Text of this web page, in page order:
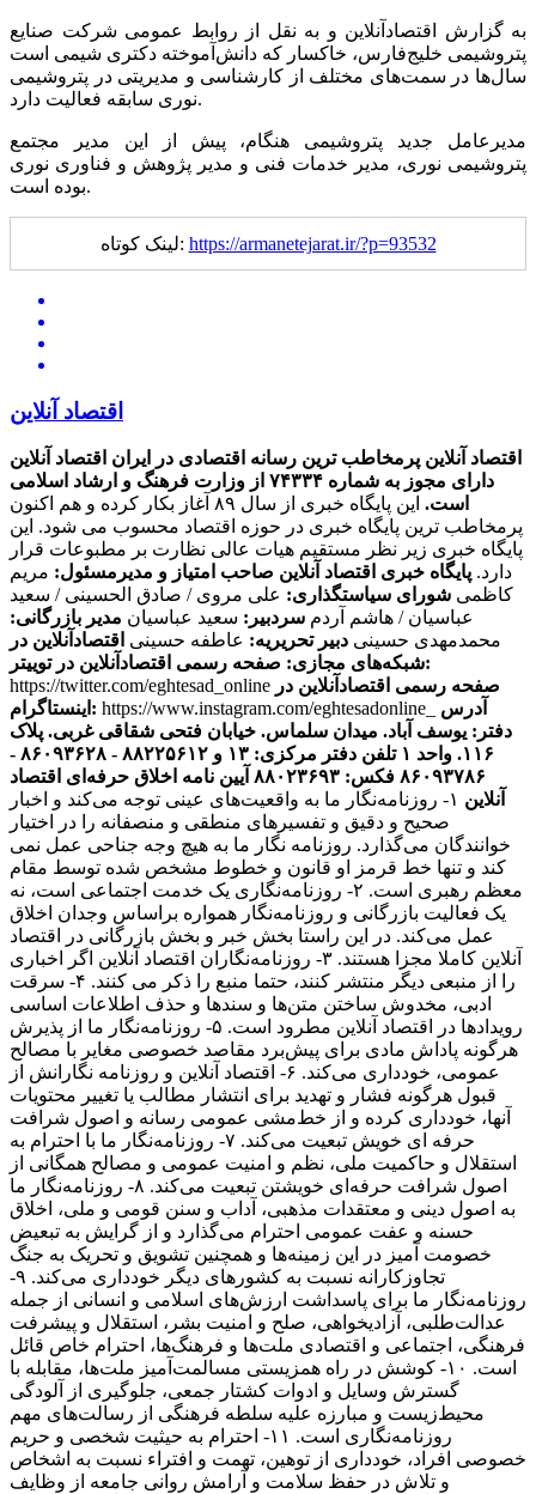
به گزارش اقتصادآنلاین و به نقل از روابط عمومی شرکت صنایع
پتروشیمی خلیج‌فارس، خاکسار که دانش‌آموخته دکتری شیمی است
سال‌ها در سمت‌های مختلف از کارشناسی و مدیریتی در پتروشیمی
نوری سابقه فعالیت دارد.
مدیرعامل جدید پتروشیمی هنگام، پیش از این مدیر مجتمع
پتروشیمی نوری، مدیر خدمات فنی و مدیر پژوهش و فناوری نوری
بوده است.
لینک کوتاه: https://armanetejarat.ir/?p=93532
اقتصاد آنلاین
اقتصاد آنلاین پرمخاطب ترین رسانه اقتصادی در ایران اقتصاد آنلاین
دارای مجوز به شماره ۷۴۳۳۴ از وزارت فرهنگ و ارشاد اسلامی
است.
این پایگاه خبری از سال ۸۹ آغاز بکار کرده و هم اکنون
پرمخاطب ترین پایگاه خبری در حوزه اقتصاد محسوب می شود. این
پایگاه خبری زیر نظر مستقیم هیات عالی نظارت بر مطبوعات قرار
دارد. پایگاه خبری اقتصاد آنلاین صاحب امتیاز و مدیرمسئول: مریم
کاظمی شورای سیاستگذاری: علی مروی / صادق الحسینی / سعید
عباسیان / هاشم آردم سردبیر: سعید عباسیان مدیر بازرگانی:
محمدمهدی حسینی دبیر تحریریه: عاطفه حسینی اقتصادآنلاین در
شبکه‌های مجازی:صفحه رسمی اقتصادآنلاین در توییتر:
https://twitter.com/eghtesad_online صفحه رسمی اقتصادآنلاین در
اینستاگرام: https://www.instagram.com/eghtesadonline_ آدرس
دفتر: یوسف آباد. میدان سلماس. خیابان فتحی شقاقی غربی. پلاک
۱۱۶. واحد ۱
تلفن دفتر مرکزی: ۱۳ و ۸۸۲۲۵۶۱۲ - ۸۶۰۹۳۶۲۸ -
۸۶۰۹۳۷۸۶ فکس: ۸۸۰۲۳۶۹۳
آیین نامه اخلاق حرفه‌ای اقتصاد
آنلاین
۱- روزنامه‌نگار ما به واقعیت‌های عینی توجه می‌کند و اخبار
صحیح و دقیق و تفسیرهای منطقی و منصفانه را در اختیار
خوانندگان می‌گذارد. روزنامه نگار ما به هیچ وجه جناحی عمل نمی
کند و تنها خط قرمز او قانون و خطوط مشخص شده توسط مقام
معظم رهبری است. ۲- روزنامه‌نگاری یک خدمت اجتماعی است، نه
یک فعالیت بازرگانی و روزنامه‌نگار همواره براساس وجدان اخلاق
عمل می‌کند. در این راستا بخش خبر و بخش بازرگانی در اقتصاد
آنلاین کاملا مجزا هستند. ۳- روزنامه‌نگاران اقتصاد آنلاین اگر اخباری
را از منبعی دیگر منتشر کنند، حتما منبع را ذکر می کنند. ۴- سرقت
ادبی، مخدوش ساختن متن‌ها و سندها و حذف اطلاعات اساسی
رویدادها در اقتصاد آنلاین مطرود است. ۵- روزنامه‌نگار ما از پذیرش
هرگونه پاداش مادی برای پیش‌برد مقاصد خصوصی مغایر با مصالح
عمومی، خودداری می‌کند. ۶- اقتصاد آنلاین و روزنامه نگارانش از
قبول هرگونه فشار و تهدید برای انتشار مطالب یا تغییر محتویات
آنها، خودداری کرده و از خط‌مشی عمومی رسانه و اصول شرافت
حرفه ای خویش تبعیت می‌کند. ۷- روزنامه‌نگار ما با احترام به
استقلال و حاکمیت ملی، نظم و امنیت عمومی و مصالح همگانی از
اصول شرافت حرفه‌ای خویشتن تبعیت می‌کند. ۸- روزنامه‌نگار ما
به اصول دینی و معتقدات مذهبی، آداب و سنن قومی و ملی، اخلاق
حسنه و عفت عمومی احترام می‌گذارد و از گرایش به تبعیض
خصومت آمیز در این زمینه‌ها و همچنین تشویق و تحریک به جنگ
تجاوزکارانه نسبت به کشورهای دیگر خودداری می‌کند. ۹-
روزنامه‌نگار ما برای پاسداشت ارزش‌های اسلامی و انسانی از جمله
عدالت‌طلبی، آزادیخواهی، صلح و امنیت بشر، استقلال و پیشرفت
فرهنگی، اجتماعی و اقتصادی ملت‌ها و فرهنگ‌ها، احترام خاص قائل
است. ۱۰- کوشش در راه همزیستی مسالمت‌آمیز ملت‌ها، مقابله با
گسترش وسایل و ادوات کشتار جمعی، جلوگیری از آلودگی
محیط‌زیست و مبارزه علیه سلطه فرهنگی از رسالت‌های مهم
روزنامه‌نگاری است. ۱۱- احترام به حیثیت شخصی و حریم
خصوصی افراد، خودداری از توهین، تهمت و افتراء نسبت به اشخاص
و تلاش در حفظ سلامت و آرامش روانی جامعه از وظایف